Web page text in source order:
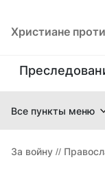
Христиане
Все пункты меню
За войну //